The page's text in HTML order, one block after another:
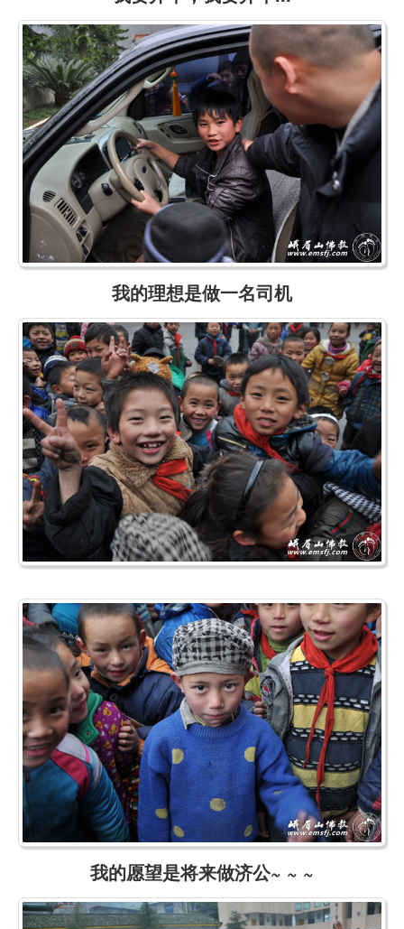
我的理想是做一名司机
我的愿望是将来做济公~ ~ ~